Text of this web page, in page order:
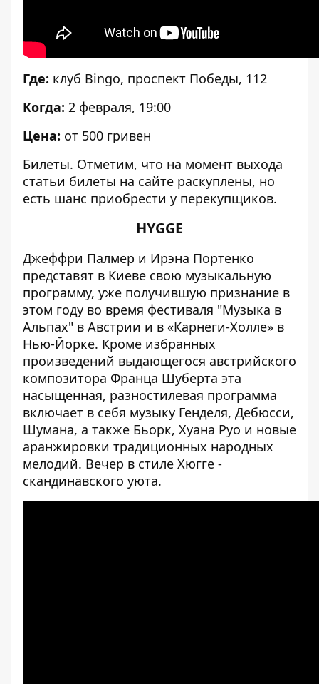
Где: клуб Bingo, проспект Победы, 112
Когда: 2 февраля, 19:00
Цена: от 500 гривен
Билеты. Отметим, что на момент выхода
статьи билеты на сайте раскуплены, но
есть шанс приобрести у перекупщиков.
HYGGE
Джеффри Палмер и Ирэна Портенко
представят в Киеве свою музыкальную
программу, уже получившую признание в
этом году во время фестиваля "Музыка в
Альпах" в Австрии и в «Карнеги-Холле» в
Нью-Йорке. Кроме избранных
произведений выдающегося австрийского
композитора Франца Шуберта эта
насыщенная, разностилевая программа
включает в себя музыку Генделя, Дебюсси,
Шумана, а также Бьорк, Хуана Руо и новые
аранжировки традиционных народных
мелодий. Вечер в стиле Хюгге -
скандинавского уюта.